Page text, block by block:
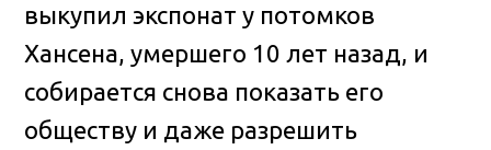
выкупил экспонат у потомков
Хансена, умершего 10 лет назад, и
собирается снова показать его
обществу и даже разрешить